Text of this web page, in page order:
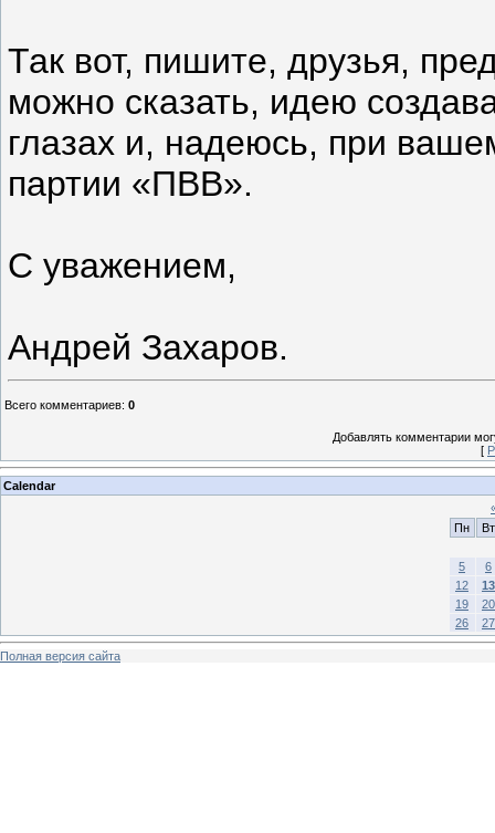
Так вот, пишите, друзья,
можно сказать, идею
глазах и, надеюсь, при
партии «ПВВ».
С уважением,
Андрей Захаров.
Всего комментариев: 0
Добавлять комментарии
[
Calendar
Пн
Вт
5
6
12
13
19
20
26
27
Полная версия сайта